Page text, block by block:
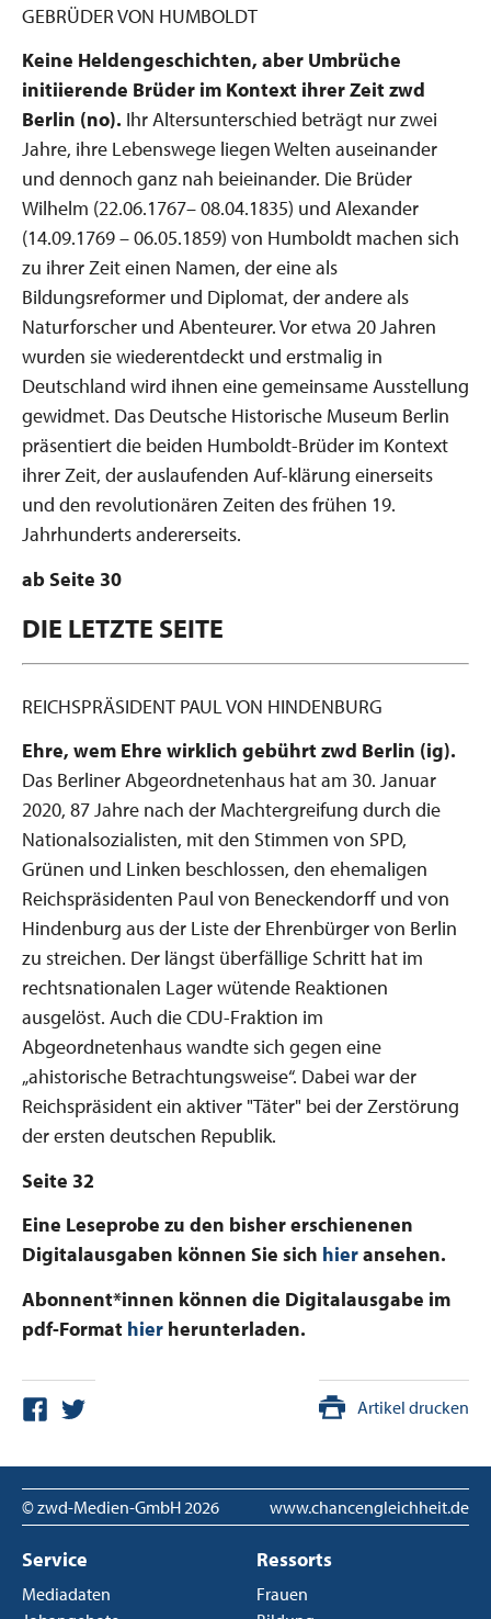
GEBRÜDER VON HUMBOLDT
Keine Heldengeschichten, aber Umbrüche
initiierende Brüder im Kontext ihrer Zeitzwd
Berlin (no). Ihr Altersunterschied beträgt nur zwei
Jahre, ihre Lebenswege liegen Welten auseinander
und dennoch ganz nah beieinander. Die Brüder
Wilhelm (22.06.1767– 08.04.1835) und ­Alexander
(14.09.1769 – 06.05.1859) von Humboldt machen sich
zu ihrer Zeit einen Namen, der eine als
Bildungsreformer und Diplomat, der andere als
Naturforscher und Abenteurer. Vor etwa 20 Jahren
wurden sie wiederentdeckt und erstmalig in
Deutschland wird ihnen eine gemeinsame Ausstellung
gewidmet. Das Deutsche Historische Museum Berlin
präsentiert die beiden Humboldt-Brüder im Kontext
ihrer Zeit, der auslaufenden Auf-klärung einerseits
und den revolutionären Zeiten des frühen 19.
Jahrhunderts andererseits.
ab Seite 30
DIE LETZTE SEITE
REICHSPRÄSIDENT PAUL VON HINDENBURG
Ehre, wem Ehre wirklich gebührtzwd Berlin (ig).
Das Berliner Abgeordnetenhaus hat am 30. Januar
2020, 87 Jahre nach der ­Machtergreifung durch die
Nationalsozialisten, mit den Stimmen von SPD,
Grünen und Linken beschlossen, den ehemaligen
Reichspräsidenten Paul von Beneckendorff und von
Hindenburg aus der Liste der Ehrenbürger von Berlin
zu streichen. Der längst überfällige Schritt hat im
rechtsnationalen Lager wütende Reaktionen
ausgelöst. Auch die CDU-Fraktion im
Abgeordnetenhaus wandte sich gegen eine
„ahistorische Betrachtungsweise“. Dabei war der
Reichspräsident ein aktiver "Täter" bei der Zerstörung
der ersten deutschen Republik.
Seite 32
Eine Leseprobe zu den bisher erschienenen
Digitalausgaben können Sie sich hieransehen.
Abonnent*innen können die Digitalausgabe im
pdf-Format hier herunterladen.
Artikel drucken
© zwd-Medien-GmbH2026 www.chancengleichheit.de
Service
Mediadaten
Ressorts
Frauen